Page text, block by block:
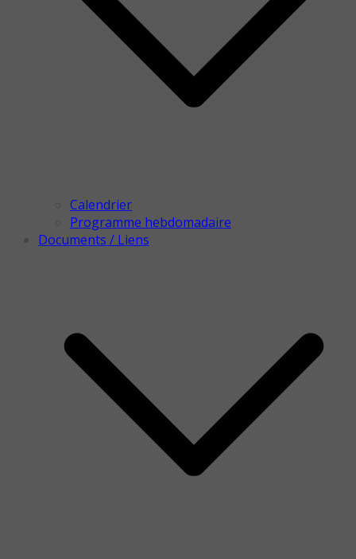
Calendrier
Programme hebdomadaire
Documents / Liens